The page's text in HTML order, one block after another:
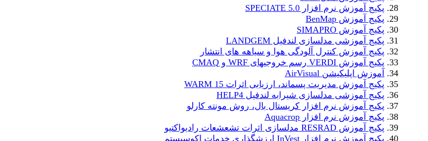
پکیج آموزش نرم افزار SPECIATE 5.0
پکیج آموزش BenMap
پکیج آموزش SIMAPRO
پکیج آموزشی مدلسازی لندفیل LANDGEM
پکیج آموزش کنترل آلودگی هوا و سیاهه های انتشار
پکیج آموزش VERDI رسم خروجیهای WRF و CMAQ
آموزش اپلیکیشن AirVisual
پکیج آموزش مدیریت پسماند، ارزیابی اثرات WARM 15
پکیج آموزشی مدلسازی شیرابه لندفیل HELP4
پکیج آموزش نرم افزار کریستال بال، روش مونته کارلو
پکیج آموزش نرم افزار Aquacrop
پکیج آموزش RESRAD مدلسازی اثرات تشعشعات رادیواکتیو
پکیج آموزش نرم افزار InVest ارزشگذاری خدمات اکوسیستم